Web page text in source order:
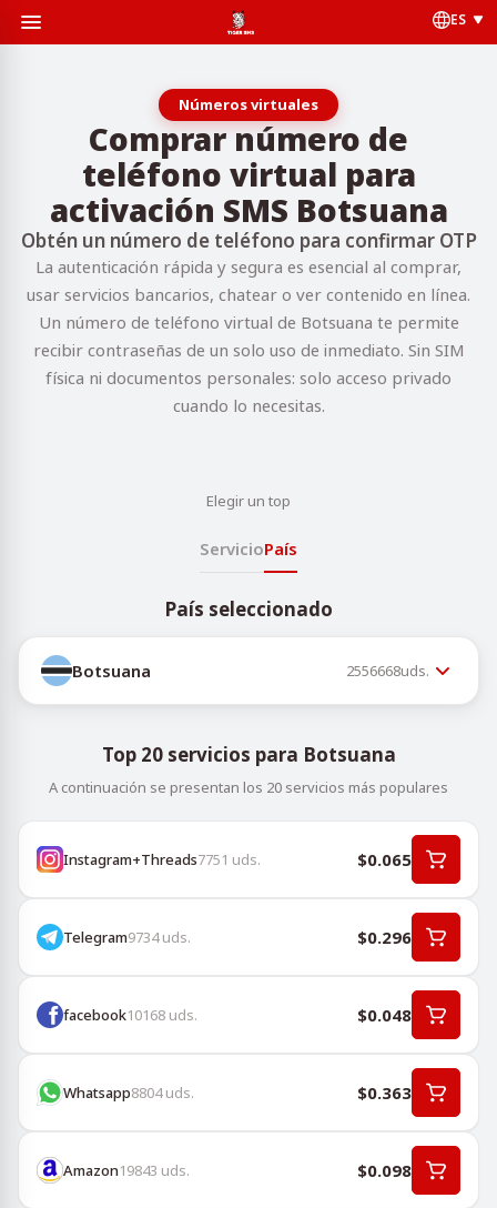
ES
Números virtuales
Comprar número de
teléfono virtual para
activación SMS Botsuana
Obtén un número de teléfono para confirmar OTP
La autenticación rápida y segura es esencial al comprar,
usar servicios bancarios, chatear o ver contenido en línea.
Un número de teléfono virtual de Botsuana te permite
recibir contraseñas de un solo uso de inmediato. Sin SIM
física ni documentos personales: solo acceso privado
cuando lo necesitas.
Elegir un top
ServicioPaís
País seleccionado
Botsuana 2556668uds.
Top 20 servicios para Botsuana
A continuación se presentan los 20 servicios más populares
Instagram+Threads7751 uds. $0.065
Telegram9734uds. $0.296
facebook10168 uds. $0.048
Whatsapp8804uds. $0.363
Amazon19843 uds. $0.098